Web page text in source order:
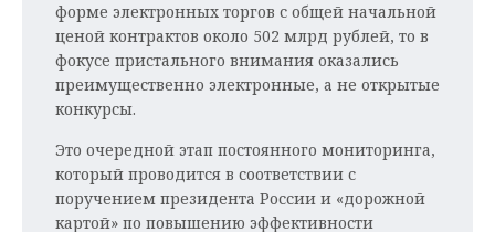
форме электронных торгов с общей начальной
ценой контрактов около 502 млрд рублей, то в
фокусе пристального внимания оказались
преимущественно электронные, а не открытые
конкурсы.
Это очередной этап постоянного мониторинга,
который проводится в соответствии с
поручением президента России и «дорожной
картой» по повышению эффективности